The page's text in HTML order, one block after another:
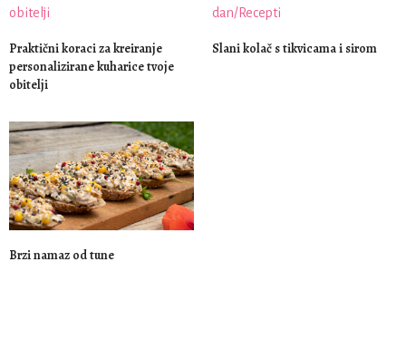
Praktični koraci za kreiranje
personalizirane kuharice tvoje
obitelji
Slani kolač s tikvicama i sirom
Brzi namaz od tune